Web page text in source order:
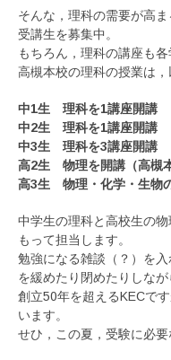
そんな，理科の需要が高ま
受講生を募集中。
もちろん，理科の講座も各
高槻本校の理科の授業は，
中1生 理科を1講座開講
中2生 理科を1講座開講
中3生 理科を3講座開講
高2生 物理を開講（高槻
高3生 物理・化学・生物
中学生の理科と高校生の
もって担当します。
勉強になる雑談（？）を
を緩めたり閉めたりしなが
創立50年を超えるKECで
います。
せひ，この夏，受験に必